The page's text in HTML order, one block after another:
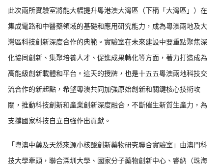
此次兩所實驗室將能大幅提升粵港澳大灣區（下稱「大灣區」）在
集成電路和中醫藥領域的基礎和應用研究能力，成為粵澳兩地及大
灣區科技創新深度合作的典範。實驗室在未來建設中要重點聚焦深
化協同創新、集聚培養人才、促進成果轉化等方面，著力打造成為
高能級創新載體和平台。這天的授牌，也是十五五粵澳兩地科技交
流合作的新起點，希望粵澳共同加強原始創新和關鍵核心技術攻
關，推動科技創新和產業創新深度融合，不斷催生新質生產力，為
支撐國家科技自立自強作出貢獻。
「粵澳中藥及天然來源小核酸創新藥物研究聯合實驗室」由澳門科
技大學牽頭，聯合深圳大學、國家分子藥物創新中心、睿納（珠海